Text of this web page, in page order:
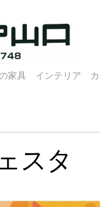
の家具 インテリア カ
スタ